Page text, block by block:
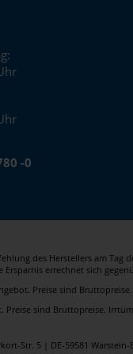
-0
des Herstellers am Tag
errechnet sich
Preise sind
Preise sind Bruttopreise.
Str. 5 | DE-59581